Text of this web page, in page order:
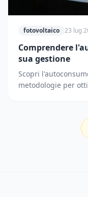
fotovoltaico 23 lug
Comprendere
sua gestione
Scopri
metodologie per